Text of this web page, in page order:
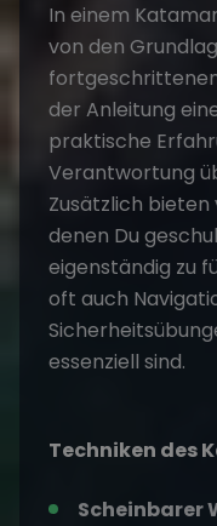
In einem
von den
der Anleitung
praktische
Verantwortung
Zusätzlich bieten
denen Du
eigenständig zu
oft auch
essenziell sind.
Techniken des
Scheinbarer